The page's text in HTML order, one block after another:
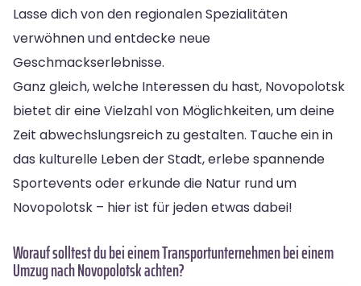
Lasse dich von den regionalen Spezialitäten
verwöhnen und entdecke neue
Geschmackserlebnisse.
Ganz gleich, welche Interessen du hast, Novopolotsk
bietet dir eine Vielzahl von Möglichkeiten, um deine
Zeit abwechslungsreich zu gestalten. Tauche ein in
das kulturelle Leben der Stadt, erlebe spannende
Sportevents oder erkunde die Natur rund um
Novopolotsk – hier ist für jeden etwas dabei!
Worauf solltest du bei einem Transportunternehmen bei einem
Umzug nach Novopolotsk achten?